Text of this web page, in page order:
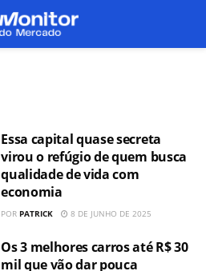
Essa capital quase secreta
virou o refúgio de quem busca
qualidade de vida com
economia
POR PATRICK 8 DE JUNHO DE 2025
Os 3 melhores carros até R$ 30
mil que vão dar pouca